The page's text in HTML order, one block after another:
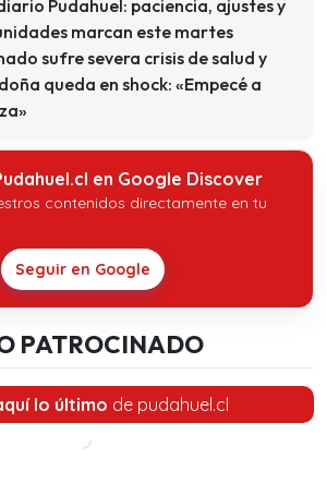
Pudahuel: paciencia, ajustes y
marcan este martes
sufre severa crisis de salud y
queda en shock: «Empecé a
en Google Discover
contenidos directamente en tu
Seguir en Google
PATROCINADO
lo último de pudahuel.cl